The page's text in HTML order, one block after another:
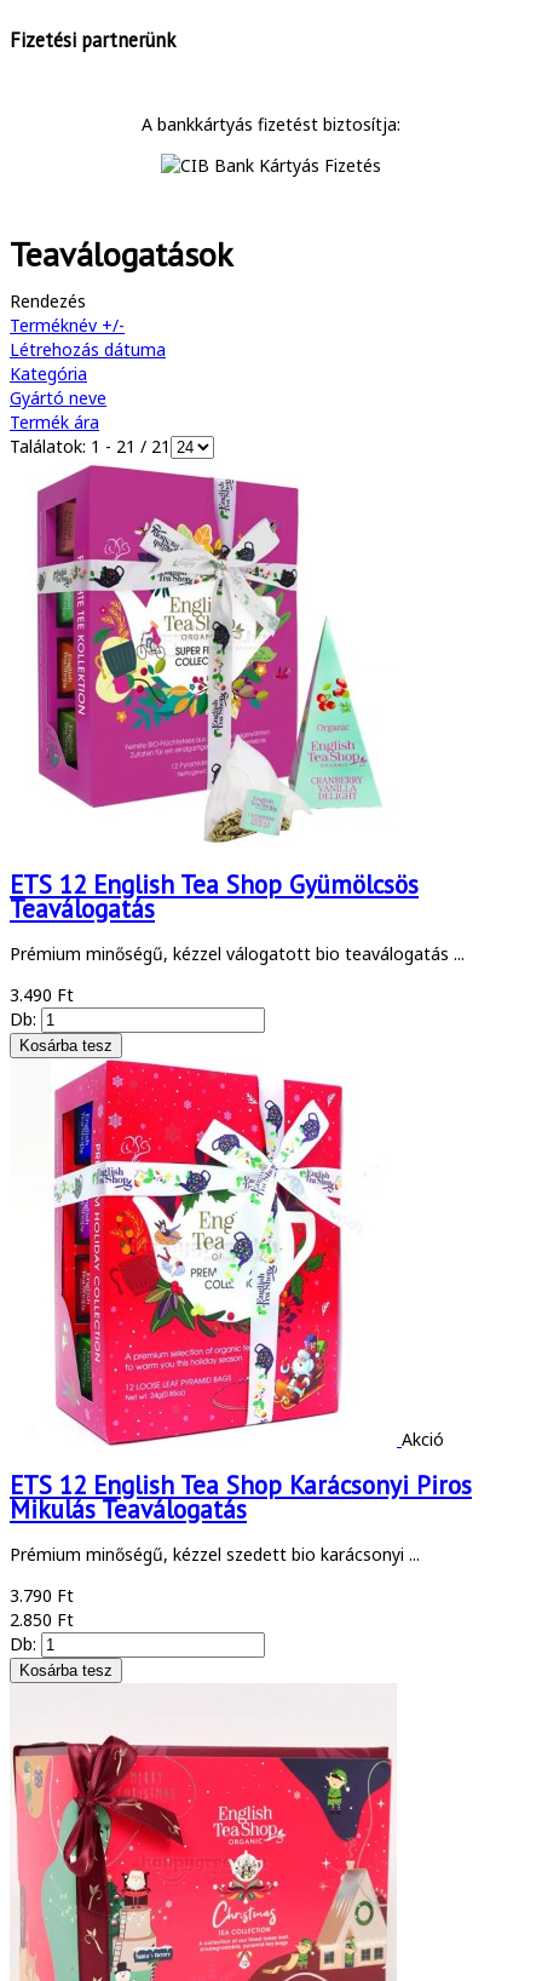
Fizetési partnerünk
A bankkártyás fizetést biztosítja:
Teaválogatások
Rendezés
Terméknév +/-
Létrehozás dátuma
Kategória
Gyártó neve
Termék ára
Találatok: 1 - 21 / 21
ETS 12 English Tea Shop Gyümölcsös
Teaválogatás
Prémium minőségű, kézzel válogatott bio teaválogatás ...
3.490 Ft
Db:
Akció
ETS 12 English Tea Shop Karácsonyi Piros
Mikulás Teaválogatás
Prémium minőségű, kézzel szedett bio karácsonyi ...
3.790 Ft
2.850 Ft
Db: